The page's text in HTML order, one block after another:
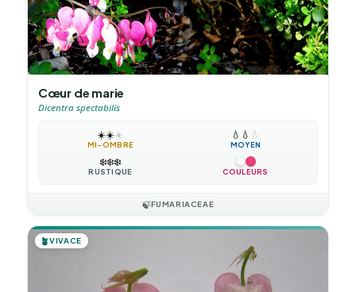
Cœur de marie
Dicentra spectabilis
☀️☀️☀️
MI-OMBRE
💧 💧 💧
MOYEN
❄️❄️❄️
RUSTIQUE COULEURS
🍃FUMARIACEAE
🪴VIVACE